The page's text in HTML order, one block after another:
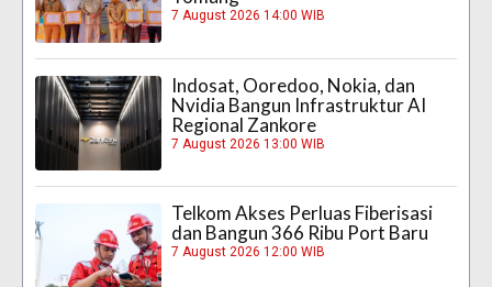
7 August 2026 14:00 WIB
Indosat, Ooredoo, Nokia, dan
Nvidia Bangun Infrastruktur AI
Regional Zankore
7 August 2026 13:00 WIB
Telkom Akses Perluas Fiberisasi
dan Bangun 366 Ribu Port Baru
7 August 2026 12:00 WIB